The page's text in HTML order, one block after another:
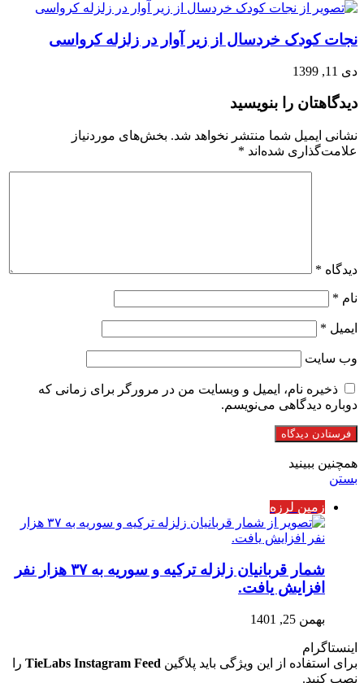
نجات کودک خردسال از زیر آوار در زلزله کرواسی
دی 11, 1399
دیدگاهتان را بنویسید
نشانی ایمیل شما منتشر نخواهد شد. بخش‌های موردنیاز
علامت‌گذاری شده‌اند *
دیدگاه *
نام *
ایمیل *
وب‌ سایت
ذخیره نام، ایمیل و وبسایت من در مرورگر برای زمانی که
دوباره دیدگاهی می‌نویسم.
همچنین ببینید
بستن
زمین لرزه
شمار قربانیان زلزله ترکیه و سوریه به ۳۷ هزار نفر
افزایش یافت.
بهمن 25, 1401
اینستاگرام
برای استفاده از این ویژگی باید پلاگین TieLabs Instagram Feed را
نصب کنید.